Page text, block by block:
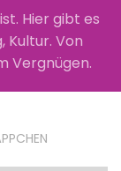
Hier gibt es
Kultur. Von
Vergnügen.